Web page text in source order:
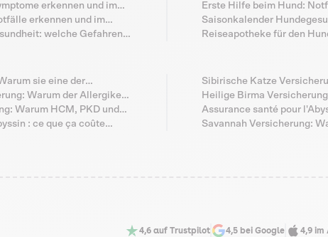
erkennen und im
erkennen und im
welche Gefahren
Notfall richtig handeln
Erste Hilfe beim Hund:
Ernstfall richtig handeln
Saisonkalender
deinem Hund wann drohen
Reiseapotheke für den
sie eine der
ist und was du trotzdem
Warum der Allergiker-
Risiko hinwegtäuschen
Warum HCM, PKD und
ein eigenes Risikoprofil
: ce que ça coûte
Sibirische Katze
Mythos nicht über das
sollte
Heilige Birma
MPS-VI bei der
bilden
Assurance santé pour
vraiment
Savannah Versicherung:
4,6 auf Trustpilot 4,5 bei Google 4,9 im